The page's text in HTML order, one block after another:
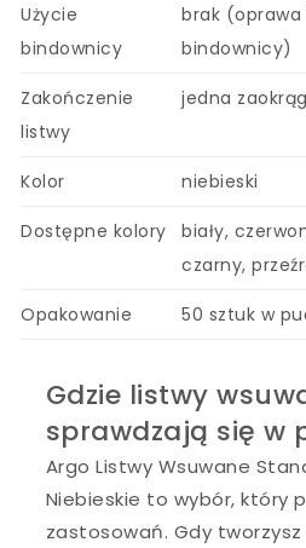
Użycie
bindownicy
brak (oprawa
bindownicy)
Zakończenie
listwy
jedna
Kolor niebieski
Dostępne kolory
biały,
czarny,
Opakowanie 50 sztuk w
Gdzie listwy
sprawdzają się w
Argo Listwy Wsuwane
Niebieskie to wybór, który
zastosowań. Gdy